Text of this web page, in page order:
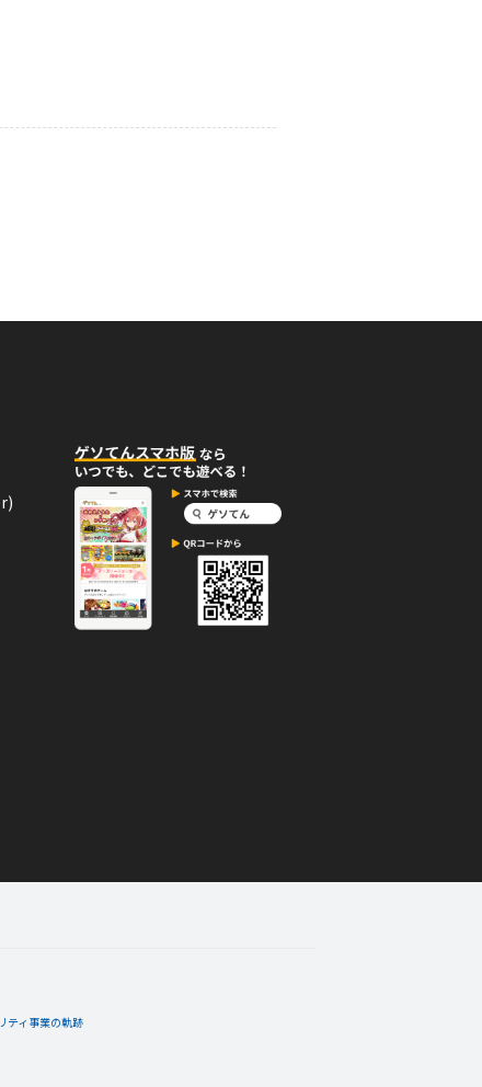
12月15日 コメント
12月15日
ティ事業の軌跡